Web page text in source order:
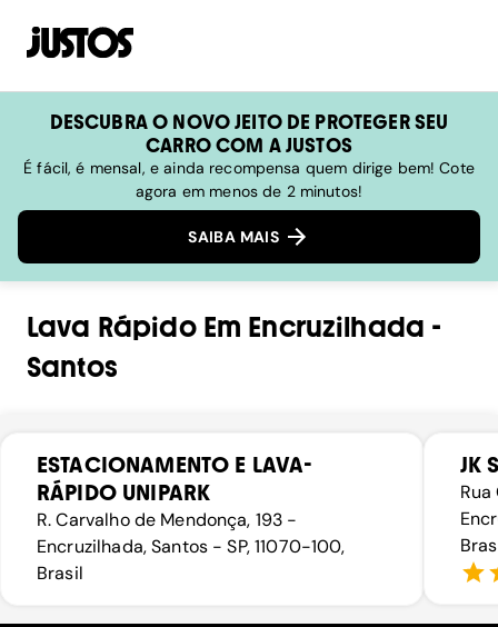
DESCUBRA O NOVO JEITO DE PROTEGER SEU
CARRO COM A JUSTOS
É fácil, é mensal, e ainda recompensa quem dirige bem! Cote
agora em menos de 2 minutos!
SAIBA MAIS
Lava RápidoEm Encruzilhada -
Santos
ESTACIONAMENTO E LAVA-
RÁPIDO UNIPARK
R. Carvalho de Mendonça, 193 -
Encruzilhada, Santos - SP, 11070-100,
Brasil
JK